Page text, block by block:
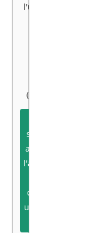
l'utilisation
(Youtube)
souhaite
autoriser
l'affichage
contenu
une seule